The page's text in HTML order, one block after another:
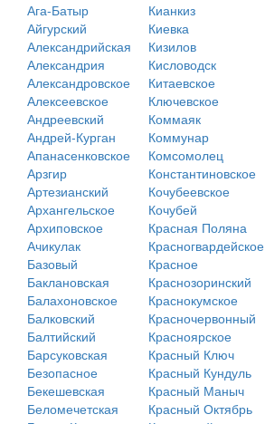
Ага-Батыр
Айгурский
Александрийская
Александрия
Александровское
Алексеевское
Андреевский
Андрей-Курган
Апанасенковское
Арзгир
Артезианский
Архангельское
Архиповское
Ачикулак
Базовый
Баклановская
Балахоновское
Балковский
Балтийский
Барсуковская
Безопасное
Бекешевская
Беломечетская
Кианкиз
Киевка
Кизилов
Кисловодск
Китаевское
Ключевское
Коммаяк
Коммунар
Комсомолец
Константиновское
Кочубеевское
Кочубей
Красная Поляна
Красногвардейское
Красное
Краснозоринский
Краснокумское
Красночервонный
Красноярское
Красный Ключ
Красный Кундуль
Красный Маныч
Красный Октябрь